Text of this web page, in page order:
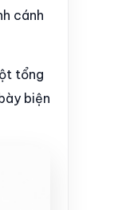
cánh
tổng
biện